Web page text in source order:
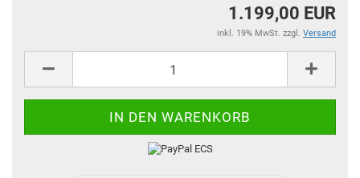
1.199,00 EUR
inkl. 19% MwSt. zzgl. Versand